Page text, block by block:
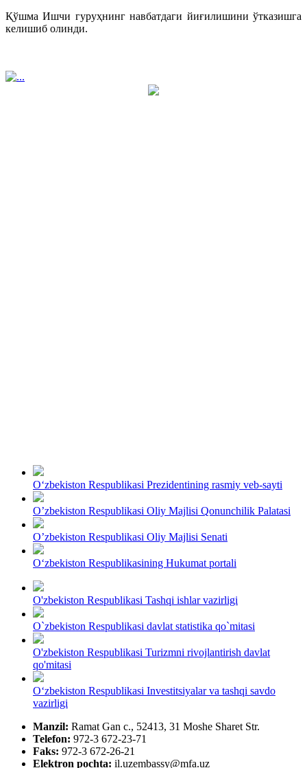
Қўшма Ишчи гуруҳнинг навбатдаги йиғилишини ўтказишга
келишиб олинди.
O‘zbekiston Respublikasi Prezidentining rasmiy veb-sayti
O’zbekiston Respublikasi Oliy Majlisi Qonunchilik Palatasi
O’zbekiston Respublikasi Oliy Majlisi Senati
O‘zbekiston Respublikasining Hukumat portali
O'zbekiston Respublikasi Tashqi ishlar vazirligi
O`zbekiston Respublikasi davlat statistika qo`mitasi
O'zbekiston Respublikasi Turizmni rivojlantirish davlat
qo'mitasi
Oʻzbekiston Respublikasi Investitsiyalar va tashqi savdo
vazirligi
Manzil: Ramat Gan c., 52413, 31 Moshe Sharet Str.
Telefon: 972-3 672-23-71
Faks: 972-3 672-26-21
Elektron pochta: il.uzembassy@mfa.uz